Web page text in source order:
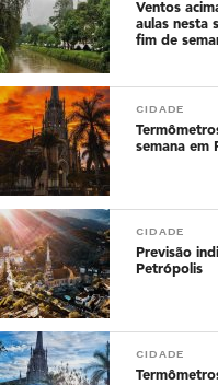
Ventos
aulas nesta
fim de
CIDADE
semana em
CIDADE
Previsão
Petrópolis
CIDADE